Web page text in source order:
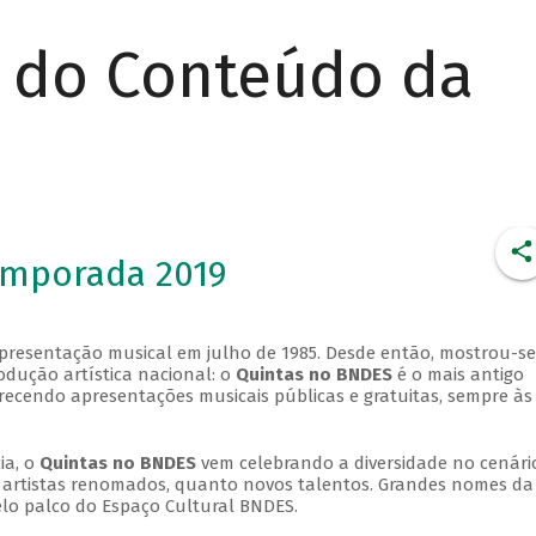
Conteúdo da
2019
musical em julho de 1985. Desde então, mostrou-se
artística nacional: o Quintas no BNDESé o mais antigo
apresentações musicais públicas e gratuitas, sempre às
o Quintas no BNDESvem celebrando a diversidade no
renomados, quanto novos talentos. Grandes nomes da
palco do Espaço Cultural BNDES.